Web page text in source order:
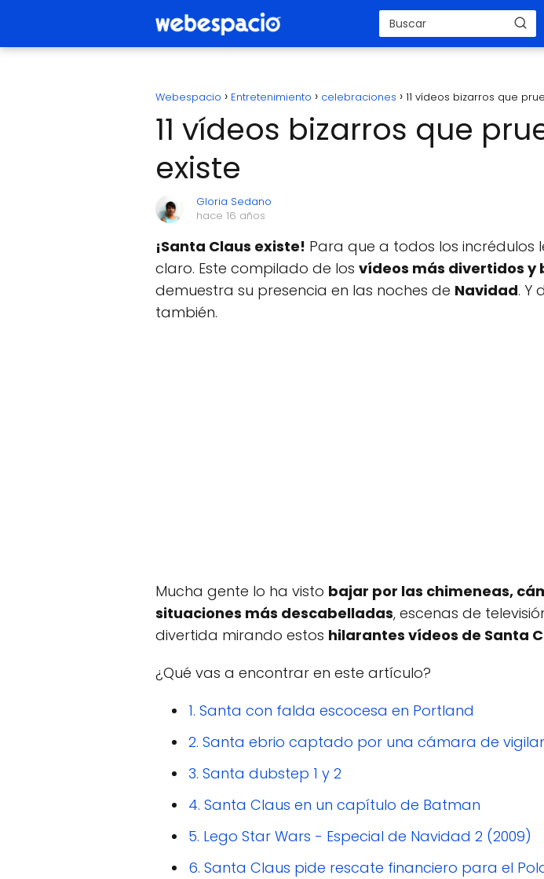
Webespacio Entretenimiento celebraciones 11 vídeos bizarros que
11 vídeos bizarros que
existe
Gloria Sedano
hace 16 años
¡Santa Claus existe! Para que a todos los incrédulos
claro. Este compilado de los vídeos más divertidos y
demuestra su presencia en las noches de Navidad. Y
también.
Mucha gente lo ha visto bajar por las chimeneas,
situaciones más descabelladas, escenas de
divertida mirando estos hilarantes vídeos de Santa
¿Qué vas a encontrar en este artículo?
1. Santa con falda escocesa en Portland
2. Santa ebrio captado por una cámara de
3. Santa dubstep 1 y 2
4. Santa Claus en un capítulo de Batman
5. Lego Star Wars - Especial de Navidad 2 (2009)
6. Santa Claus pide rescate financiero para el